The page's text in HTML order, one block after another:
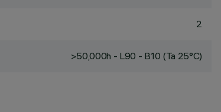
2
>50,000h - L90 - B10 (Ta 25°C)